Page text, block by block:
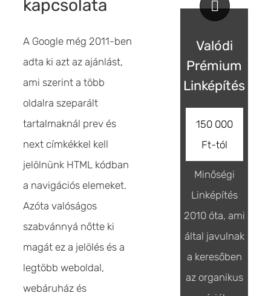
kapcsolata
A Google még 2011-ben
adta ki azt az ajánlást,
ami szerint a több
oldalra szeparált
tartalmaknál prev és
next címkékkel kell
jelölnünk HTML kódban
a navigációs elemeket.
Azóta valóságos
szabvánnyá nőtte ki
magát ez a jelölés és a
legtöbb weboldal,
webáruház és
Valódi
Prémium
Linképítés
150 000
Ft-tól
Minőségi
Linképítés
2010 óta, ami
által javulnak
a keresőben
az organikus